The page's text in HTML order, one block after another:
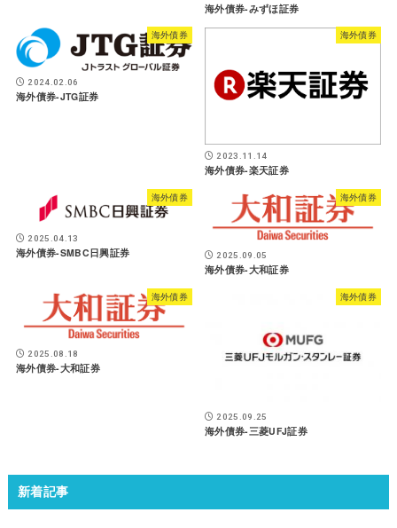
海外債券-みずほ証券
海外債券
2024.02.06
海外債券-JTG証券
海外債券
2023.11.14
海外債券-楽天証券
海外債券
2025.04.13
海外債券-SMBC日興証券
海外債券
2025.09.05
海外債券-大和証券
海外債券
2025.08.18
海外債券-大和証券
海外債券
2025.09.25
海外債券-三菱UFJ証券
新着記事